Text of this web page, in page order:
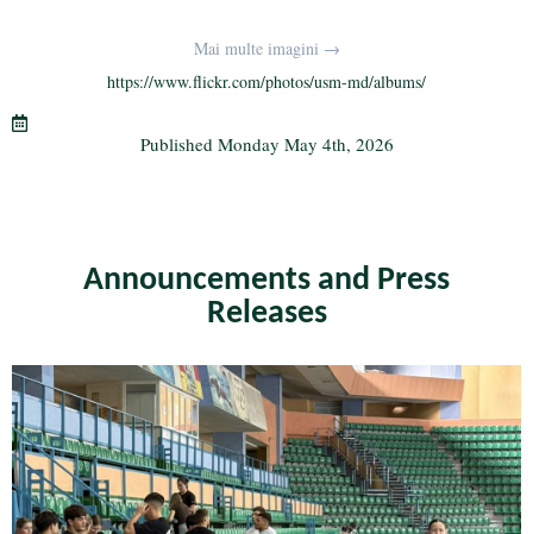
r a
m
ailre
Mai multe imagini →
https://www.flickr.com/photos/usm-md/albums/
Published Monday May 4th, 2026
Announcements and Press
Releases